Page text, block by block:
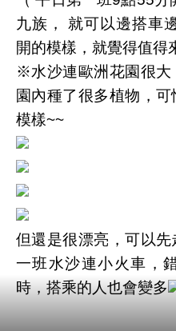
九族， 就可以邊搭車
開的模樣，就覺得值得
※水沙連歐洲花園很大
園內種了很多植物，
模樣~~
但還是很漂亮，可以
一班水沙連小火車，
時，搭乘的人也會變多